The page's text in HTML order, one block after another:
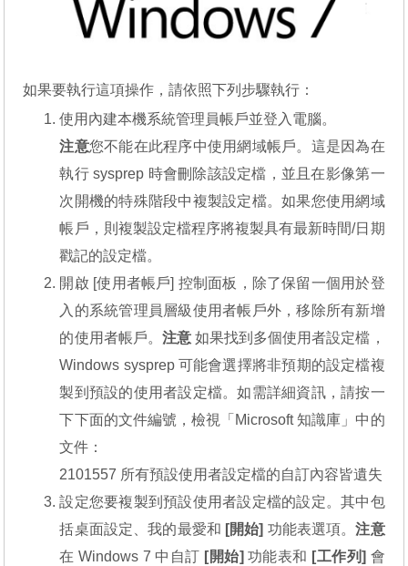
如果要執行這項操作，請依照下列步驟執行：
使用內建本機系統管理員帳戶並登入電腦。
注意您不能在此程序中使用網域帳戶。這是因為在
執行 sysprep 時會刪除該設定檔，並且在影像第一
次開機的特殊階段中複製設定檔。如果您使用網域
帳戶，則複製設定檔程序將複製具有最新時間/日期
戳記的設定檔。
開啟 [使用者帳戶] 控制面板，除了保留一個用於登
入的系統管理員層級使用者帳戶外，移除所有新增
的使用者帳戶。 注意如果找到多個使用者設定檔，
Windows sysprep 可能會選擇將非預期的設定檔複
製到預設的使用者設定檔。如需詳細資訊，請按一
下下面的文件編號，檢視「Microsoft 知識庫」中的
文件：
2101557 所有預設使用者設定檔的自訂內容皆遺失
設定您要複製到預設使用者設定檔的設定。其中包
括桌面設定、我的最愛和 [開始] 功能表選項。注意
在 Windows 7 中自訂 [開始] 功能表和 [工作列] 會